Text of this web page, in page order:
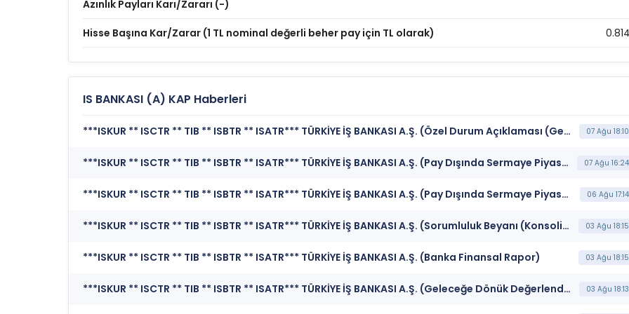
Azınlık Payları Karı/Zararı (-)
Hisse Başına Kar/Zarar (1 TL nominal değerli beher pay için TL olarak)
IS BANKASI (A) KAP Haberleri
***ISKUR ** ISCTR ** TIB ** ISBTR ** ISATR*** TÜRKİYE İŞ BANKASI A.Ş. (Özel Durum Açıklaması (Genel)) 07 Ağu 18:10
***ISKUR ** ISCTR ** TIB ** ISBTR ** ISATR*** TÜRKİYE İŞ BANKASI A.Ş. (Pay Dışında Sermaye Piyasası Aracı İşlemlerine İlişkin Bildirim (Faiz İçeren)) 07 Ağu 16:24
***ISKUR ** ISCTR ** TIB ** ISBTR ** ISATR*** TÜRKİYE İŞ BANKASI A.Ş. (Pay Dışında Sermaye Piyasası Aracı İşlemlerine İlişkin Bildirim (Faiz İçeren)) 06 Ağu 17:14
***ISKUR ** ISCTR ** TIB ** ISBTR ** ISATR*** TÜRKİYE İŞ BANKASI A.Ş. (Sorumluluk Beyanı (Konsolide)) 03 Ağu 18:15
***ISKUR ** ISCTR ** TIB ** ISBTR ** ISATR*** TÜRKİYE İŞ BANKASI A.Ş. (Banka Finansal Rapor) 03 Ağu 18:15
***ISKUR ** ISCTR ** TIB ** ISBTR ** ISATR*** TÜRKİYE İŞ BANKASI A.Ş. (Geleceğe Dönük Değerlendirmeler) 03 Ağu 18:13